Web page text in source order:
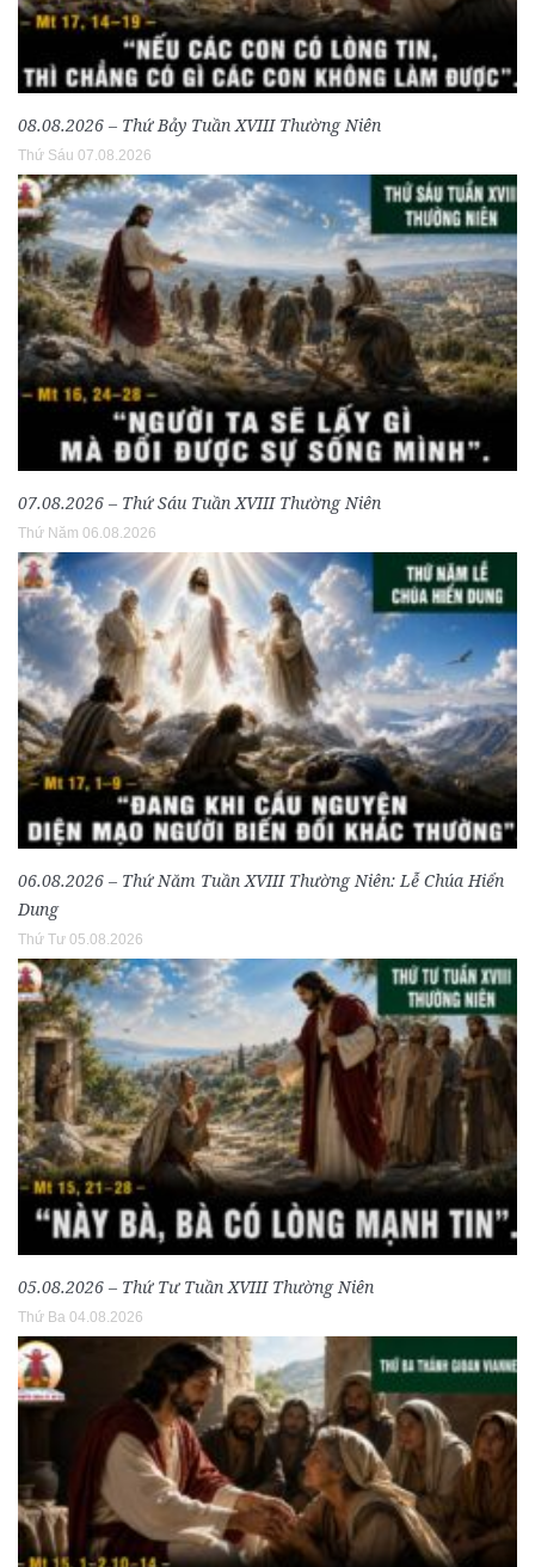
08.08.2026 – Thứ Bảy Tuần XVIII Thường Niên
Thứ Sáu 07.08.2026
07.08.2026 – Thứ Sáu Tuần XVIII Thường Niên
Thứ Năm 06.08.2026
06.08.2026 – Thứ Năm Tuần XVIII Thường Niên: Lễ Chúa Hiển
Dung
Thứ Tư 05.08.2026
05.08.2026 – Thứ Tư Tuần XVIII Thường Niên
Thứ Ba 04.08.2026